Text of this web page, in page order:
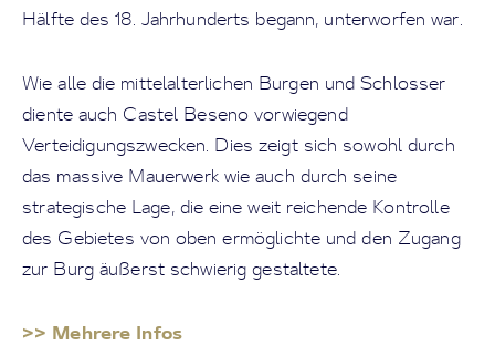
Hälfte des 18. Jahrhunderts begann, unterworfen war.
Wie alle die mittelalterlichen Burgen und Schlosser
diente auch Castel Beseno vorwiegend
Verteidigungszwecken. Dies zeigt sich sowohl durch
das massive Mauerwerk wie auch durch seine
strategische Lage, die eine weit reichende Kontrolle
des Gebietes von oben ermöglichte und den Zugang
zur Burg äußerst schwierig gestaltete.
>> Mehrere Infos